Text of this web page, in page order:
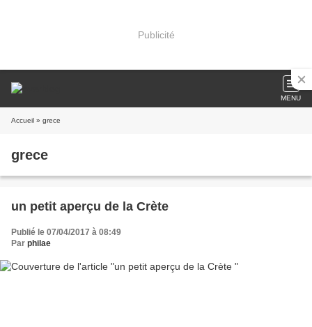
Publicité
MENU
Accueil » grece
grece
un petit aperçu de la Crète
Publié le 07/04/2017 à 08:49
Par philae